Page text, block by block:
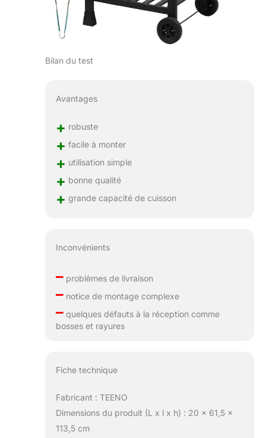
du bois de
pommier, de chêne
dans le bac à
charbon, ferme bien
avec ta "carte
Bilan du test
Avantages
+ robuste
+ facile à monter
+ utilisation simple
+ bonne qualité
+ grande capacité de cuisson
Inconvénients
–problèmes de livraison
–notice de montage complexe
–quelques défauts à la réception comme
bosses et rayures
Fiche technique
Fabricant : TEENO
Dimensions du produit (L x l x h) : 20 x 61,5 x
113,5 cm